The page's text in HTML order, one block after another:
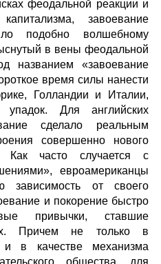
феодальной реакции и
завоевание
подобно волшебному
в вены феодальной
названием «завоевание
время силы нанести
Голландии и Италии,
Для английских
сделало реальным
совершенно нового
Как часто случается с
евроамериканцы
зависимость от своего
и покорение быстро
привычки, ставшие
Причем не только в
в качестве механизма
общества, для